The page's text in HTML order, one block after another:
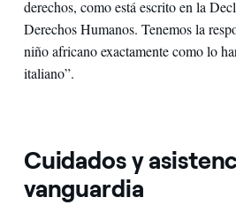
derechos, como está escrito en la
Derechos Humanos. Tenemos la
niño africano exactamente como lo
italiano”.
Cuidados y
vanguardia